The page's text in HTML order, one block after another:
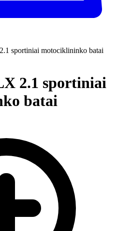
sportiniai motociklininko batai
2.1 sportiniai
batai